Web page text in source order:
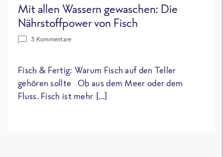
Mit allen Wassern gewaschen: Die
Nährstoffpower von Fisch
3 Kommentare
Fisch & Fertig: Warum Fisch auf den Teller
gehören sollte Ob aus dem Meer oder dem
Fluss. Fisch ist mehr […]